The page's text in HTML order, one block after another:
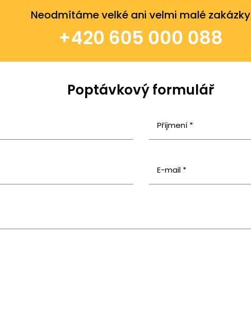
Neodmítáme velké ani velmi malé zakázky
+420 605 000 088
Poptávkový formulář